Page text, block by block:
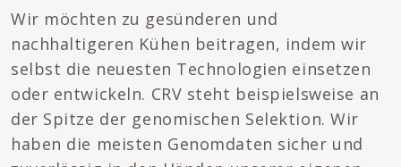
Wir möchten zu gesünderen und
nachhaltigeren Kühen beitragen, indem wir
selbst die neuesten Technologien einsetzen
oder entwickeln. CRV steht beispielsweise an
der Spitze der genomischen Selektion. Wir
haben die meisten Genomdaten sicher und